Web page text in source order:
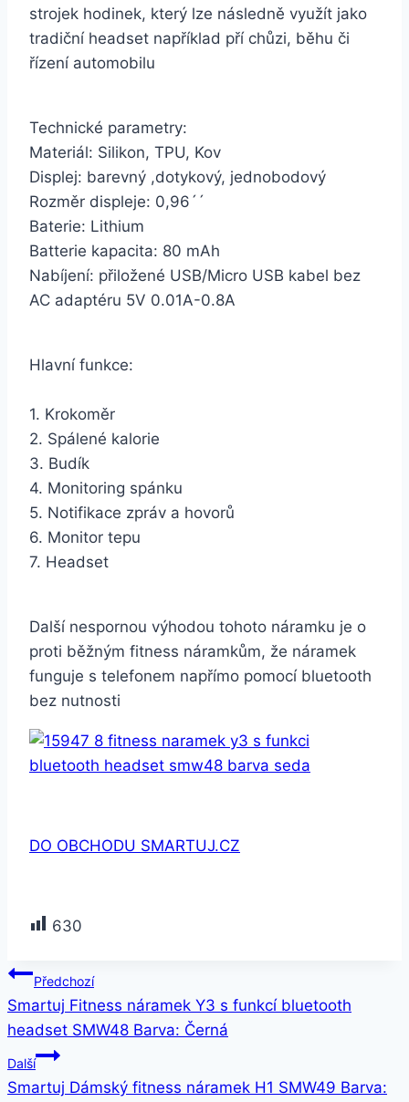
strojek hodinek, který lze následně využít jako
tradiční headset například pří chůzi, běhu či
řízení automobilu
Technické parametry:
Materiál: Silikon, TPU, Kov
Displej: barevný ,dotykový, jednobodový
Rozměr displeje: 0,96´´
Baterie: Lithium
Batterie kapacita: 80 mAh
Nabíjení: přiložené USB/Micro USB kabel bez
AC adaptéru 5V 0.01A-0.8A
Hlavní funkce:
1. Krokoměr
2. Spálené kalorie
3. Budík
4. Monitoring spánku
5. Notifikace zpráv a hovorů
6. Monitor tepu
7. Headset
Další nespornou výhodou tohoto náramku je o
proti běžným fitness náramkům, že náramek
funguje s telefonem napřímo pomocí bluetooth
bez nutnosti
DO OBCHODU SMARTUJ.CZ
630
Navigace
pro
příspěvek
Předchozí
Smartuj Fitness náramek Y3 s funkcí bluetooth
headset SMW48 Barva: Černá
Další
Smartuj Dámský fitness náramek H1 SMW49 Barva: